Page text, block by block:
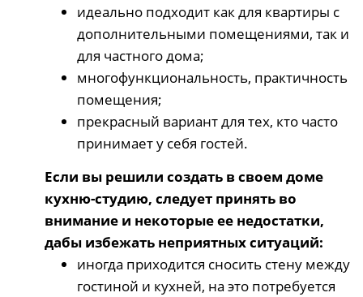
идеально подходит как для квартиры с
дополнительными помещениями, так и
для частного дома;
многофункциональность, практичность
помещения;
прекрасный вариант для тех, кто часто
принимает у себя гостей.
Если вы решили создать в своем доме
кухню-студию, следует принять во
внимание и некоторые ее недостатки,
дабы избежать неприятных ситуаций:
иногда приходится сносить стену между
гостиной и кухней, на это потребуется